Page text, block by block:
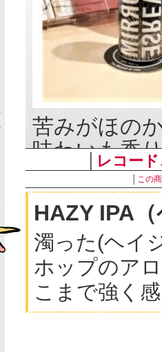
苦みがほの
味わいも香
ティーフレ
マンゴー、
共に、爽や
る。
ホップ由来
トキャラク
ボディはミ
レコー
この
HAZY IPA
濁った(ヘイ
ホップのア
こまで強く